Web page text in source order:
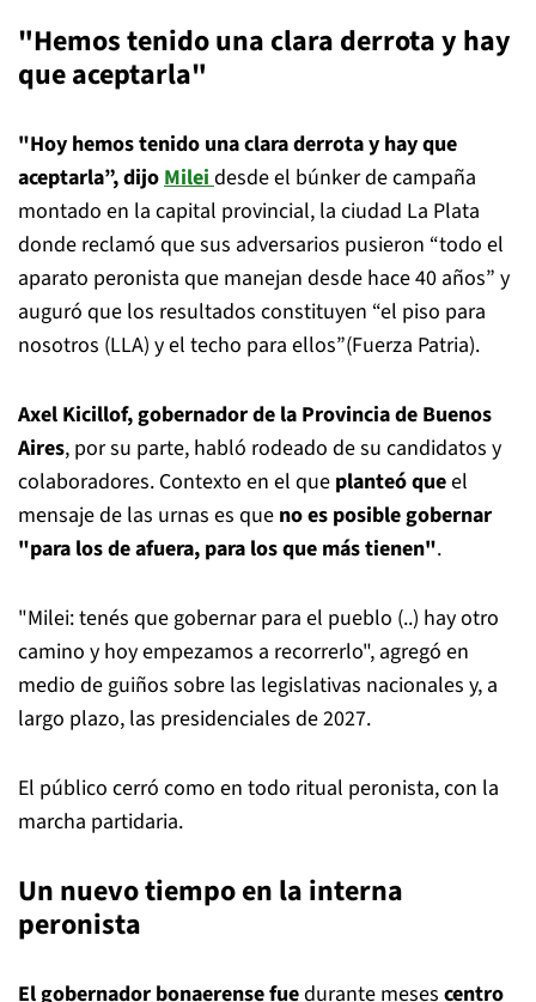
"Hemos tenido una clara derrota y hay
que aceptarla"
"Hoy hemos tenido una clara derrota y hay que
aceptarla”, dijo Milei desde el búnker de campaña
montado en la capital provincial, la ciudad La Plata
donde reclamó que sus adversarios pusieron “todo el
aparato peronista que manejan desde hace 40 años” y
auguró que los resultados constituyen “el piso para
nosotros (LLA) y el techo para ellos”(Fuerza Patria).
Axel Kicillof, gobernador de la Provincia de Buenos
Aires, por su parte, habló rodeado de su candidatos y
colaboradores. Contexto en el que planteó queel
mensaje de las urnas es que no es posible gobernar
"para los de afuera, para los que más tienen".
"Milei: tenés que gobernar para el pueblo (..) hay otro
camino y hoy empezamos a recorrerlo", agregó en
medio de guiños sobre las legislativas nacionales y, a
largo plazo, las presidenciales de 2027.
El público cerró como en todo ritual peronista, con la
marcha partidaria.
Un nuevo tiempo en la interna
peronista
El gobernador bonaerense fuedurante meses centro